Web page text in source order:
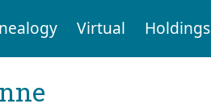
Virtual Holdings